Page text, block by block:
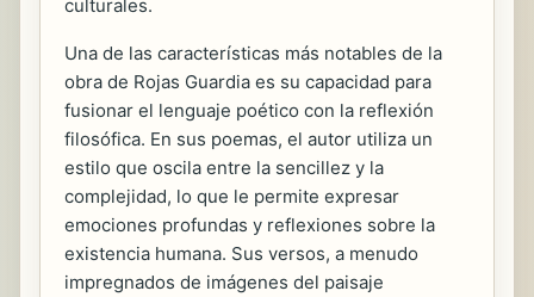
culturales.
Una de las características más notables de la
obra de Rojas Guardia es su capacidad para
fusionar el lenguaje poético con la reflexión
filosófica. En sus poemas, el autor utiliza un
estilo que oscila entre la sencillez y la
complejidad, lo que le permite expresar
emociones profundas y reflexiones sobre la
existencia humana. Sus versos, a menudo
impregnados de imágenes del paisaje